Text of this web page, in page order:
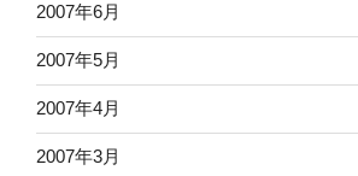
2007年6月
2007年5月
2007年4月
2007年3月